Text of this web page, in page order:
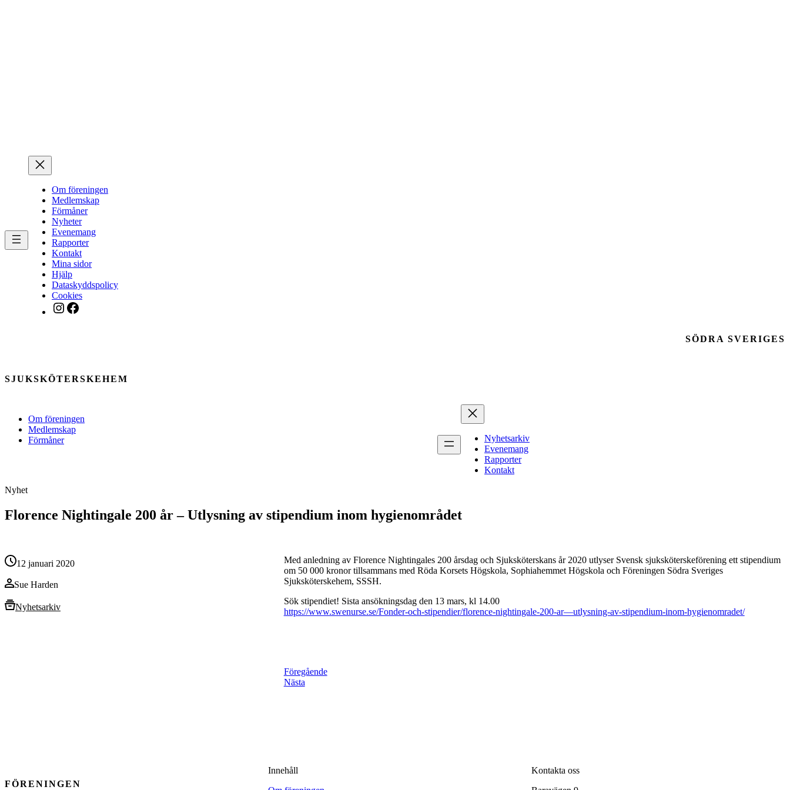
Om föreningen
Medlemskap
Förmåner
Nyheter
Evenemang
Rapporter
Kontakt
Mina sidor
Hjälp
Dataskyddspolicy
Cookies
Instagram
Facebook
SÖDRA SVERIGES
SJUKSKÖTERSKEHEM
Om föreningen
Medlemskap
Förmåner
Nyhetsarkiv
Evenemang
Rapporter
Kontakt
Nyhet
Florence Nightingale 200 år – Utlysning av stipendium inom hygienområdet
12 januari 2020
Sue Harden
Nyhetsarkiv
Med anledning av Florence Nightingales 200 årsdag och Sjuksköterskans år 2020 utlyser Svensk sjuksköterskeförening ett stipendium
om 50 000 kronor tillsammans med Röda Korsets Högskola, Sophiahemmet Högskola och Föreningen Södra Sveriges
Sjuksköterskehem, SSSH.
Sök stipendiet! Sista ansökningsdag den 13 mars, kl 14.00
https://www.swenurse.se/Fonder-och-stipendier/florence-nightingale-200-ar—utlysning-av-stipendium-inom-hygienomradet/
Föregående
Nästa
FÖRENINGEN
Innehåll
Kontakta oss